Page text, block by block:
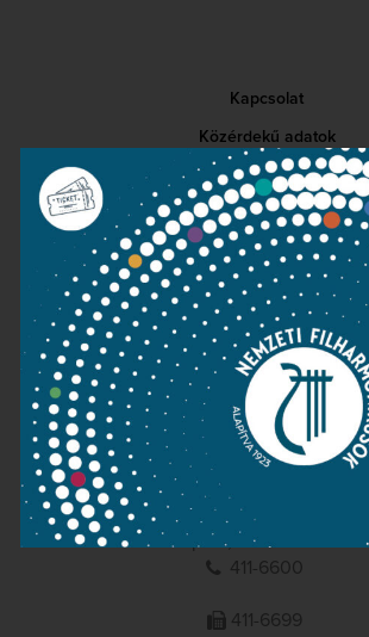
Kapcsolat
Közérdekű adatok
Sajtószoba
Adatvédelem
Impresszum
NEMZETI
1095 Budapest, Komor Marcell u.
411-6600
411-6699